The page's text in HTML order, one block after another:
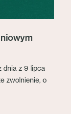
dnia z 9 lipca
zwolnienie, o